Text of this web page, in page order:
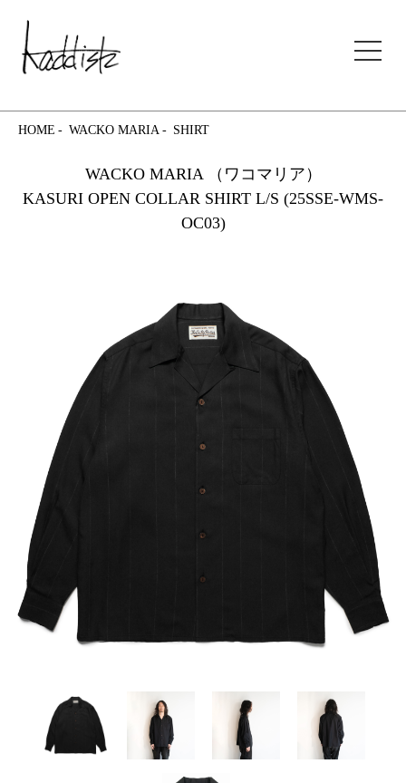
kaddish development store
HOME WACKO MARIA SHIRT
WACKO MARIA （ワコマリア）
KASURI OPEN COLLAR SHIRT L/S (25SSE-WMS-
OC03)